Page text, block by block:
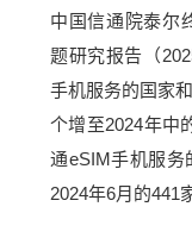
中国信通院泰尔
题研究报告（
手机服务的国家
个增至2024年中
通eSIM手机服务
2024年6月的441